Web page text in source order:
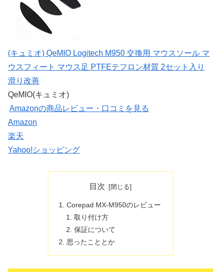
(キュミオ) QeMIO Logitech M950 交換用 マウスソール マ
ウスフィート マウス足 PTFEテフロン材質 2セット入り
滑り改善
QeMIO(キュミオ)
Amazonの商品レビュー・口コミを見る
Amazon
楽天
Yahoo!ショッピング
目次
Corepad MX-M950のレビュー
取り付け方
保証について
思ったこととか